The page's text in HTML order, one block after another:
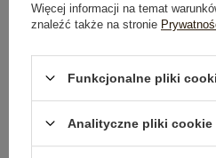
GŁÓWNE PARAMETRY
ZWROTY I REKLAMACJE
Więcej informacji na temat
znaleźć także na stronie
Funkcjonalne pliki
Analityczne pliki cookie